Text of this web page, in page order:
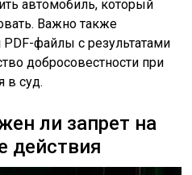
автомобиль, который
Важно также
файлы с результатами
добросовестности при
в суд.
ли запрет на
действия